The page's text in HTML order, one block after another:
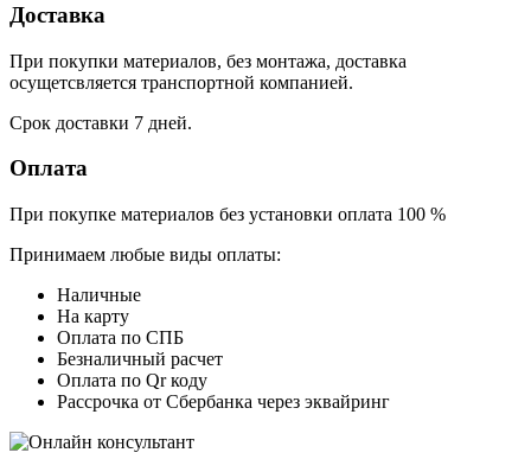
Доставка
При покупки материалов, без монтажа, доставка
осущетсвляется транспортной компанией.
Срок доставки 7 дней.
Оплата
При покупке материалов без установки оплата 100 %
Принимаем любые виды оплаты:
Наличные
На карту
Оплата по СПБ
Безналичный расчет
Оплата по Qr коду
Рассрочка от Сбербанка через эквайринг